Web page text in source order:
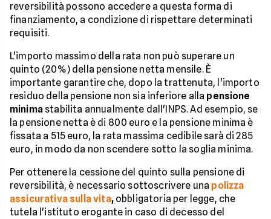
reversibilità possono accedere a questa forma di
finanziamento, a condizione di rispettare determinati
requisiti.
L'importo massimo della rata non può superare un
quinto (20%) della pensione netta mensile. È
importante garantire che, dopo la trattenuta, l'importo
residuo della pensione non sia inferiore alla pensione
minimastabilita annualmente dall'INPS. Ad esempio, se
la pensione netta è di 800 euro e la pensione minima è
fissata a 515 euro, la rata massima cedibile sarà di 285
euro, in modo da non scendere sotto la soglia minima.
Per ottenere la cessione del quinto sulla pensione di
reversibilità, è necessario sottoscrivere una polizza
assicurativa sulla vita,obbligatoria per legge, che
tutela l'istituto erogante in caso di decesso del